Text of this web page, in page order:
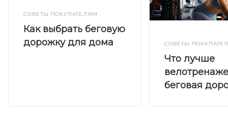
СОВЕТЫ ПОКУПАТЕЛЯМ
Как выбрать беговую
дорожку для дома
СОВЕТЫ
Что лучше
беговая